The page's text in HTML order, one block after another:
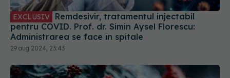
EXCLUSIV
pentru COVID. Prof. dr. Simin Aysel Florescu:
Administrarea se face în spitale
29 aug 2024, 23:43